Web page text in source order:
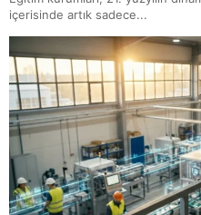
içerisinde artık sadece...